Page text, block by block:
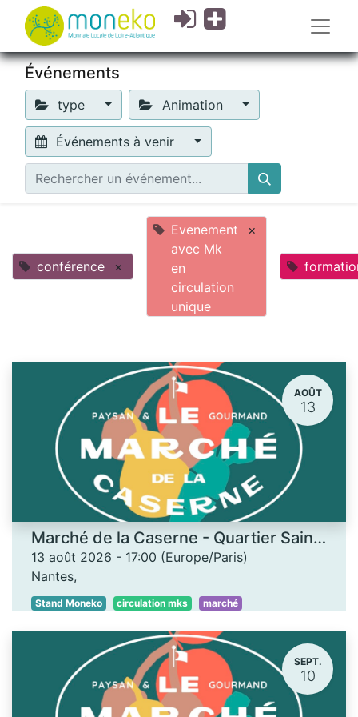
Événements
type Animation
Événements à venir
conférence ×
Evenement
avec Mk
en
circulation
unique
×
AOÛT
13
Marché de la Caserne - Quartier Saint-Donatien
13 août 2026 - 17:00 (Europe/Paris)
Nantes,
Stand Moneko circulation mks marché
SEPT.
10